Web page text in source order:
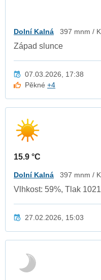
Dolní Kalná 397 mnm /
Západ slunce
07.03.2026, 17:38
Pěkné+4
15.9 °C
Dolní Kalná 397 mnm /
Vlhkost: 59%, Tlak
27.02.2026, 15:03